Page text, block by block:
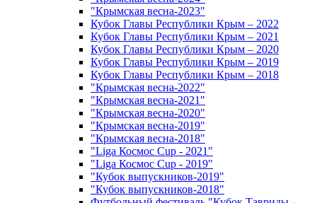
"Крымская весна-2023"
Кубок Главы Республики Крым – 2022
Кубок Главы Республики Крым – 2021
Кубок Главы Республики Крым – 2020
Кубок Главы Республики Крым – 2019
Кубок Главы Республики Крым – 2018
"Крымская весна-2022"
"Крымская весна-2021"
"Крымская весна-2020"
"Крымская весна-2019"
"Крымская весна-2018"
"Liga Космос Cup - 2021"
"Liga Космос Cup - 2019"
"Кубок выпускников-2019"
"Кубок выпускников-2018"